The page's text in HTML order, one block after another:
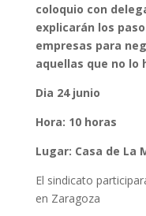
coloquio con
explicarán los
empresas para
aquellas que no lo
Dia 24 junio
Hora: 10 horas
Lugar: Casa de La
El sindicato
en Zaragoza